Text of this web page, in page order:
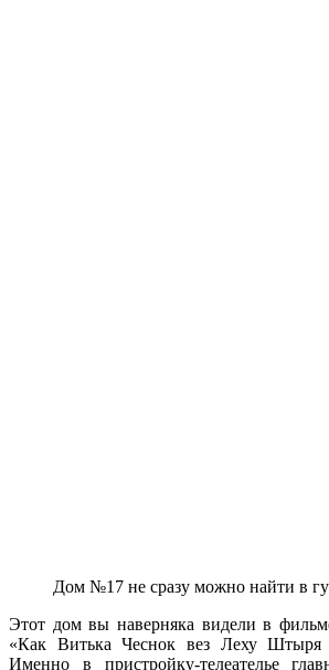
Дом №17 не сразу можно найти в
Этот дом вы наверняка видели в
«Как Витька Чеснок вез Леху Штыря
Именно в пристройку-телеателье